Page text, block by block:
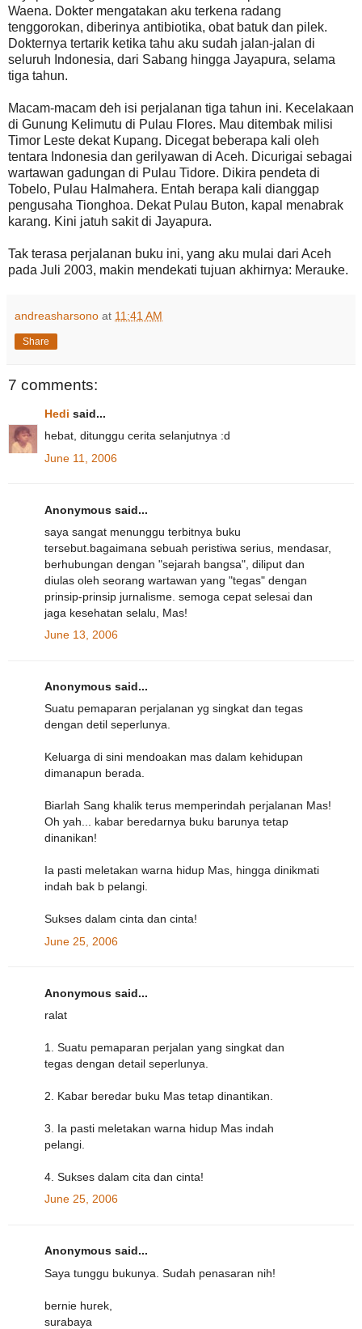
Waena. Dokter mengatakan aku terkena radang
tenggorokan, diberinya antibiotika, obat batuk dan pilek.
Dokternya tertarik ketika tahu aku sudah jalan-jalan di
seluruh Indonesia, dari Sabang hingga Jayapura, selama
tiga tahun.
Macam-macam deh isi perjalanan tiga tahun ini. Kecelakaan
di Gunung Kelimutu di Pulau Flores. Mau ditembak milisi
Timor Leste dekat Kupang. Dicegat beberapa kali oleh
tentara Indonesia dan gerilyawan di Aceh. Dicurigai sebagai
wartawan gadungan di Pulau Tidore. Dikira pendeta di
Tobelo, Pulau Halmahera. Entah berapa kali dianggap
pengusaha Tionghoa. Dekat Pulau Buton, kapal menabrak
karang. Kini jatuh sakit di Jayapura.
Tak terasa perjalanan buku ini, yang aku mulai dari Aceh
pada Juli 2003, makin mendekati tujuan akhirnya: Merauke.
andreasharsono at 11:41 AM
Share
7 comments:
Hedi said...
hebat, ditunggu cerita selanjutnya :d
June 11, 2006
Anonymous said...
saya sangat menunggu terbitnya buku
tersebut.bagaimana sebuah peristiwa serius, mendasar,
berhubungan dengan "sejarah bangsa", diliput dan
diulas oleh seorang wartawan yang "tegas" dengan
prinsip-prinsip jurnalisme. semoga cepat selesai dan
jaga kesehatan selalu, Mas!
June 13, 2006
Anonymous said...
Suatu pemaparan perjalanan yg singkat dan tegas
dengan detil seperlunya.
Keluarga di sini mendoakan mas dalam kehidupan
dimanapun berada.
Biarlah Sang khalik terus memperindah perjalanan Mas!
Oh yah... kabar beredarnya buku barunya tetap
dinanikan!
Ia pasti meletakan warna hidup Mas, hingga dinikmati
indah bak b pelangi.
Sukses dalam cinta dan cinta!
June 25, 2006
Anonymous said...
ralat
1. Suatu pemaparan perjalan yang singkat dan
tegas dengan detail seperlunya.
2. Kabar beredar buku Mas tetap dinantikan.
3. Ia pasti meletakan warna hidup Mas indah
pelangi.
4. Sukses dalam cita dan cinta!
June 25, 2006
Anonymous said...
Saya tunggu bukunya. Sudah penasaran nih!
bernie hurek,
surabaya